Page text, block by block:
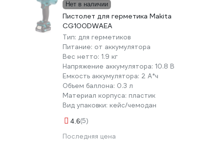
Нет в наличии
Пистолет для герметика Makita
CG100DWAEA
Тип: для герметиков
Питание: от аккумулятора
Вес нетто: 1.9 кг
Напряжение аккумулятора: 10.8 В
Емкость аккумулятора: 2 А*ч
Объем баллона: 0.3 л
Материал корпуса: пластик
Вид упаковки: кейс/чемодан
4.6(5)
Последняя цена